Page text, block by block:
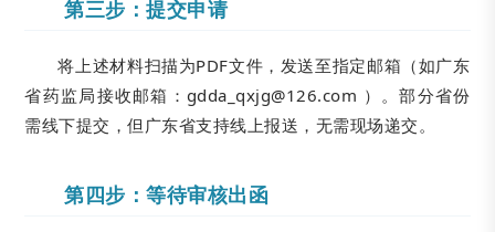
第三步：提交申请
将上述材料扫描为PDF文件，发送至指定邮箱（如广东
省药监局接收邮箱：gdda_qxjg@126.com ）。部分省份
需线下提交，但广东省支持线上报送，无需现场递交。
第四步：等待审核出函